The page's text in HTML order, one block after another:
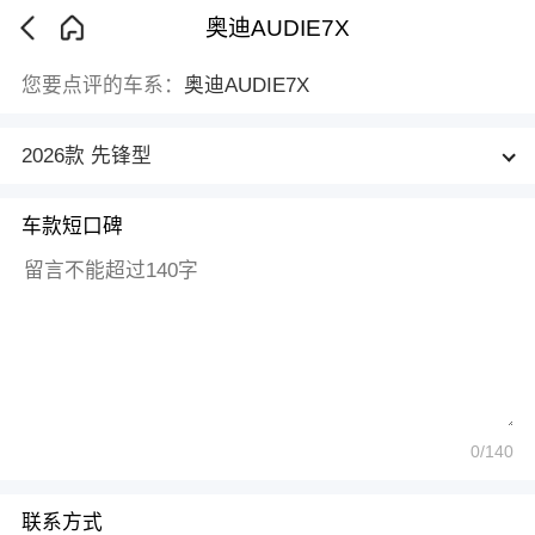
奥迪AUDIE7X
您要点评的车系： 奥迪AUDIE7X
2026款 先锋型
车款短口碑
0/140
联系方式